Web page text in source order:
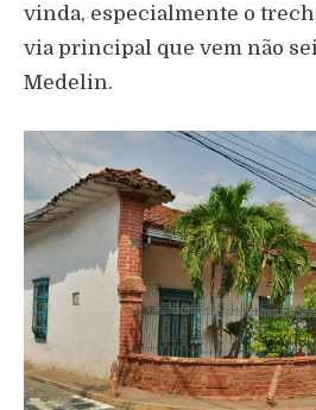
vinda, especialmente o
via principal que vem não
Medelin.